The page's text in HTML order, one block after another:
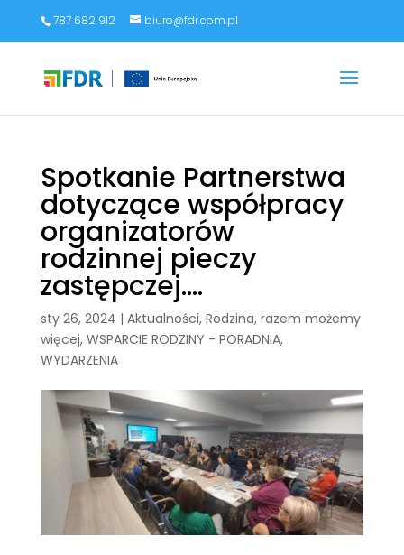
787 682 912 biuro@fdr.com.pl
Spotkanie Partnerstwa
dotyczące współpracy
organizatorów
rodzinnej pieczy
zastępczej….
sty 26, 2024 | Aktualności, Rodzina, razem możemy
więcej, WSPARCIE RODZINY - PORADNIA,
WYDARZENIA